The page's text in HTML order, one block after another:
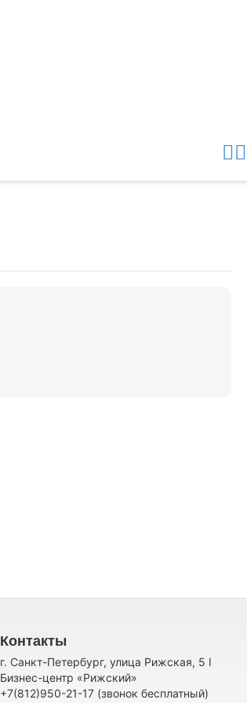
Контакты
г. Санкт-Петербург, улица Рижская, 5 I
Бизнес-центр «Рижский»
+7(812)950-21-17 (звонок бесплатный)